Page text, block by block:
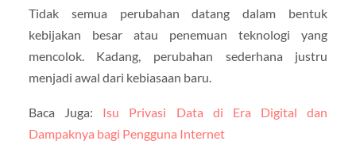
Tidak semua perubahan datang dalam bentuk
kebijakan besar atau penemuan teknologi yang
mencolok. Kadang, perubahan sederhana justru
menjadi awal dari kebiasaan baru.
Baca Juga: Isu Privasi Data di Era Digital dan
Dampaknya bagi Pengguna Internet